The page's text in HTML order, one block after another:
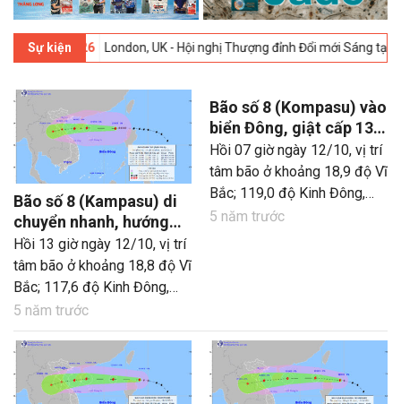
Sự kiện
02-2026 London, UK - Hội nghị Thượng đỉnh Đổi mới Sáng tạo trong
Bão số 8 (Kampasu) di
chuyển nhanh, hướng
thẳng Thanh Hóa –
Quảng Bình
Hồi 13 giờ ngày 12/10, vị trí
tâm bão ở khoảng 18,8 độ Vĩ
Bắc; 117,6 độ Kinh Đông,
cách quần đảo Hoàng Sa
khoảng 610 km về phía
Đông Đông Bắc. Sức gió
mạnh nhất vùng gần tâm bão
mạnh cấp 10 – 11 (90 – 120
5 năm trước
Bão số 8 (Kompasu) vào
biển Đông, giật cấp 13
hướng vào miền Trung
Hồi 07 giờ ngày 12/10, vị trí
tâm bão ở khoảng 18,9 độ Vĩ
Bắc; 119,0 độ Kinh Đông,
cách quần đảo Hoàng Sa
kính gió mạnh từ cấp 6, giật
từ cấp 8 trở lên khoảng 220
km tính từ tâm bão.
5 năm trước